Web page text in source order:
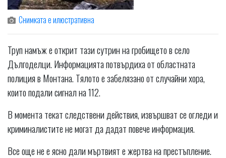
Снимката е илюстративна
Труп намъж е открит тази сутрин на гробището в село
Дългоделци. Информацията потвърдиха от областната
полиция в Монтана. Тялото е забелязано от случайни хора,
които подали сигнал на 112.
В момента текат следствени действия, извършват се огледи и
криминалистите не могат да дадат повече информация.
Все още не е ясно дали мъртвият е жертва на престъпление.